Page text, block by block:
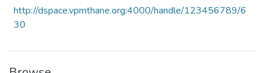
Statistics
http://dspace.vpmthane.org:4000/handle/123456789/6
30